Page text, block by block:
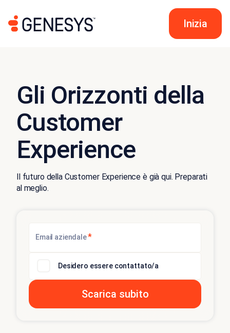
Inizia
Gli Orizzonti della
Customer
Experience
Il futuro della Customer Experience è già qui. Preparati
al meglio.
Email aziendale*
Desidero essere contattato/a